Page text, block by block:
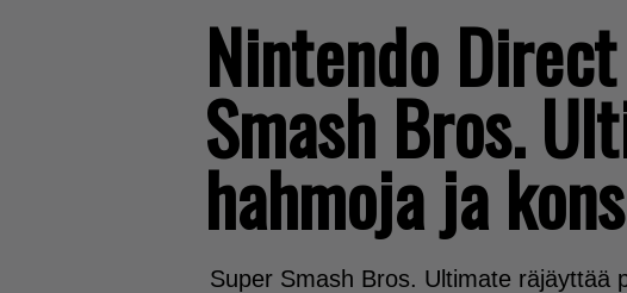
Nintendo
Smash Bros.
hahmoja ja
Super Smash Bros. Ultimate räjäyttää